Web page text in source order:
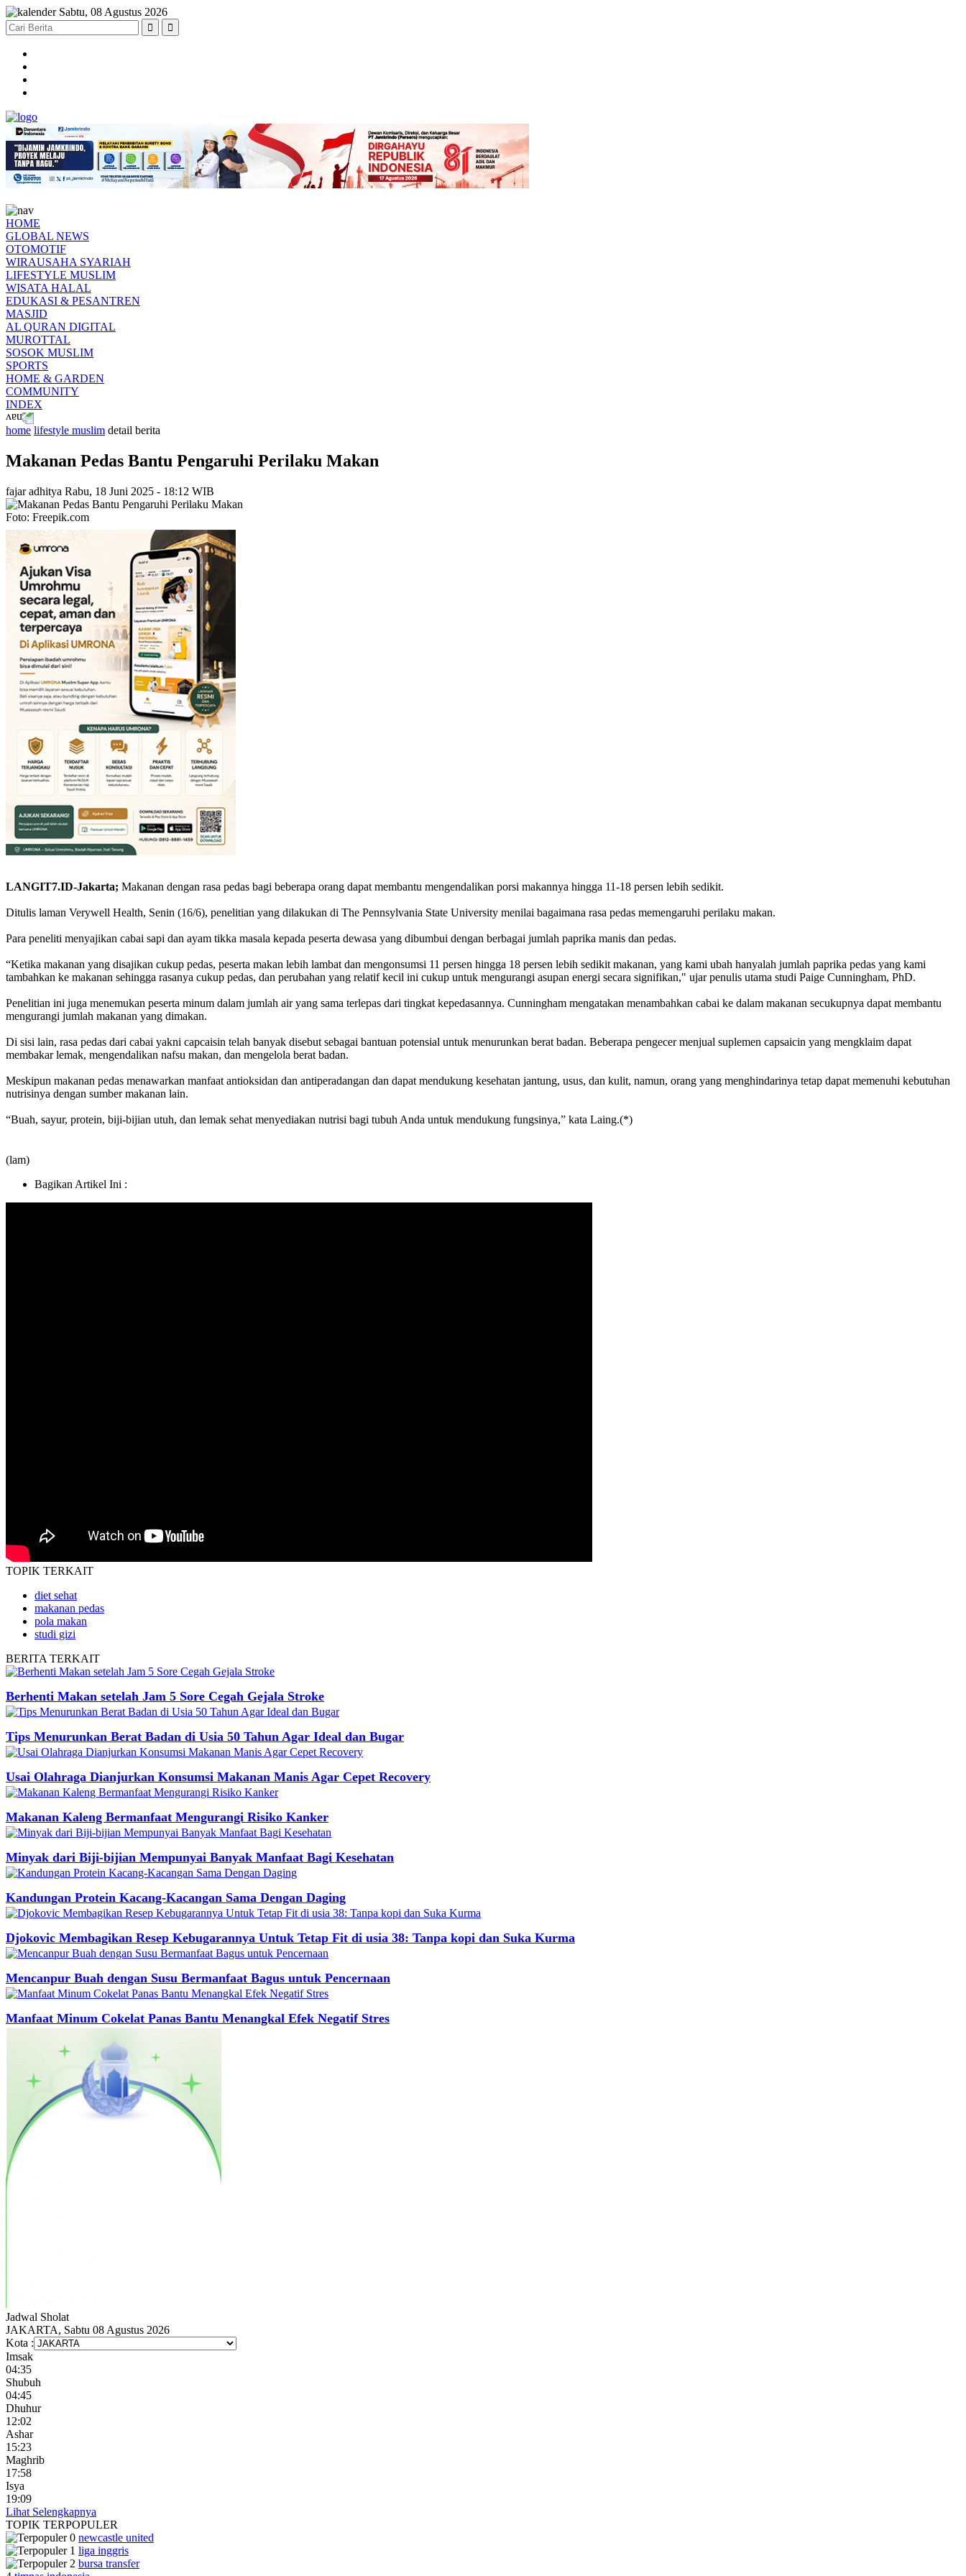
Sabtu, 08 Agustus 2026
HOME
GLOBAL NEWS
OTOMOTIF
WIRAUSAHA SYARIAH
LIFESTYLE MUSLIM
WISATA HALAL
EDUKASI & PESANTREN
MASJID
AL QURAN DIGITAL
MUROTTAL
SOSOK MUSLIM
SPORTS
HOME & GARDEN
COMMUNITY
INDEX
home lifestyle muslim detail berita
Makanan Pedas Bantu Pengaruhi Perilaku Makan
fajar adhitya Rabu, 18 Juni 2025 - 18:12 WIB
Foto: Freepik.com
LANGIT7.ID-Jakarta; Makanan dengan rasa pedas bagi beberapa orang dapat membantu mengendalikan porsi makannya hingga 11-18 persen lebih sedikit.
Ditulis laman Verywell Health, Senin (16/6), penelitian yang dilakukan di The Pennsylvania State University menilai bagaimana rasa pedas memengaruhi perilaku makan.
Para peneliti menyajikan cabai sapi dan ayam tikka masala kepada peserta dewasa yang dibumbui dengan berbagai jumlah paprika manis dan pedas.
“Ketika makanan yang disajikan cukup pedas, peserta makan lebih lambat dan mengonsumsi 11 persen hingga 18 persen lebih sedikit makanan, yang kami ubah hanyalah jumlah paprika pedas yang kami
tambahkan ke makanan sehingga rasanya cukup pedas, dan perubahan yang relatif kecil ini cukup untuk mengurangi asupan energi secara signifikan," ujar penulis utama studi Paige Cunningham, PhD.
Penelitian ini juga menemukan peserta minum dalam jumlah air yang sama terlepas dari tingkat kepedasannya. Cunningham mengatakan menambahkan cabai ke dalam makanan secukupnya dapat membantu
mengurangi jumlah makanan yang dimakan.
Di sisi lain, rasa pedas dari cabai yakni capcaisin telah banyak disebut sebagai bantuan potensial untuk menurunkan berat badan. Beberapa pengecer menjual suplemen capsaicin yang mengklaim dapat
membakar lemak, mengendalikan nafsu makan, dan mengelola berat badan.
Meskipun makanan pedas menawarkan manfaat antioksidan dan antiperadangan dan dapat mendukung kesehatan jantung, usus, dan kulit, namun, orang yang menghindarinya tetap dapat memenuhi kebutuhan
nutrisinya dengan sumber makanan lain.
“Buah, sayur, protein, biji-bijian utuh, dan lemak sehat menyediakan nutrisi bagi tubuh Anda untuk mendukung fungsinya,” kata Laing.(*)
(lam)
Bagikan Artikel Ini :
TOPIK TERKAIT
diet sehat
makanan pedas
pola makan
studi gizi
BERITA TERKAIT
Berhenti Makan setelah Jam 5 Sore Cegah Gejala Stroke
Tips Menurunkan Berat Badan di Usia 50 Tahun Agar Ideal dan Bugar
Usai Olahraga Dianjurkan Konsumsi Makanan Manis Agar Cepet Recovery
Makanan Kaleng Bermanfaat Mengurangi Risiko Kanker
Minyak dari Biji-bijian Mempunyai Banyak Manfaat Bagi Kesehatan
Kandungan Protein Kacang-Kacangan Sama Dengan Daging
Djokovic Membagikan Resep Kebugarannya Untuk Tetap Fit di usia 38: Tanpa kopi dan Suka Kurma
Mencanpur Buah dengan Susu Bermanfaat Bagus untuk Pencernaan
Manfaat Minum Cokelat Panas Bantu Menangkal Efek Negatif Stres
Jadwal Sholat
JAKARTA, Sabtu 08 Agustus 2026
Kota :
Imsak
04:35
Shubuh
04:45
Dhuhur
12:02
Ashar
15:23
Maghrib
17:58
Isya
19:09
Lihat Selengkapnya
TOPIK TERPOPULER
newcastle united
liga inggris
bursa transfer